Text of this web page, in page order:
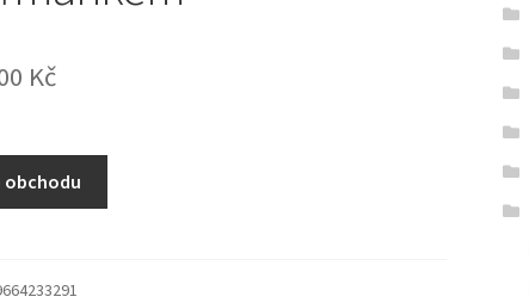
Kč
obchodu